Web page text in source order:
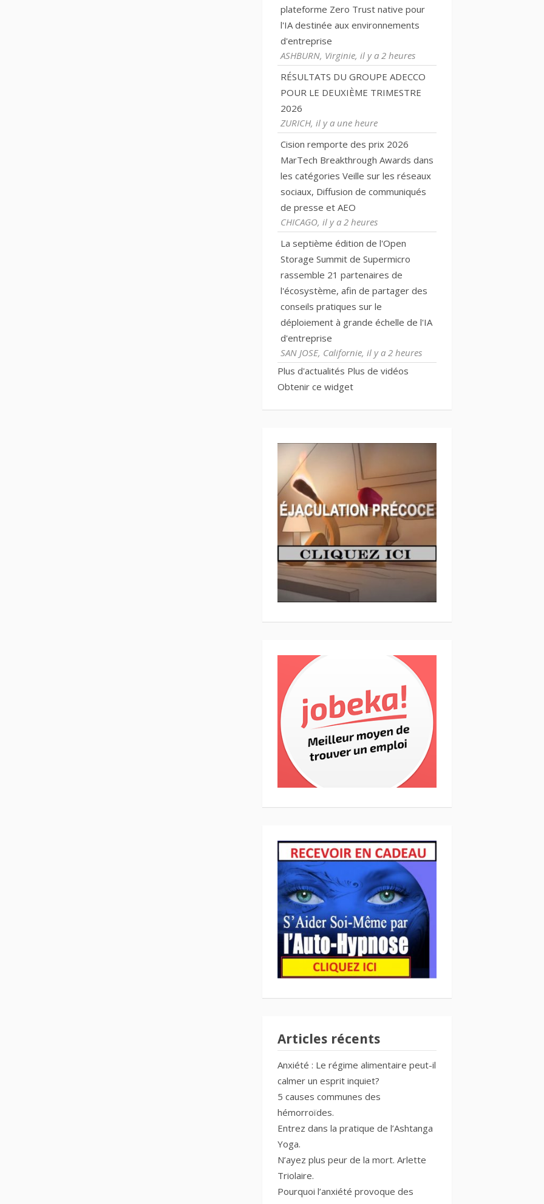
plateforme Zero Trust native pour
l'IA destinée aux environnements
d'entreprise
ASHBURN, Virginie, il y a 2 heures
RÉSULTATS DU GROUPE ADECCO
POUR LE DEUXIÈME TRIMESTRE
2026
ZURICH, il y a une heure
Cision remporte des prix 2026
MarTech Breakthrough Awards dans
les catégories Veille sur les réseaux
sociaux, Diffusion de communiqués
de presse et AEO
CHICAGO, il y a 2 heures
La septième édition de l'Open
Storage Summit de Supermicro
rassemble 21 partenaires de
l'écosystème, afin de partager des
conseils pratiques sur le
déploiement à grande échelle de l'IA
d'entreprise
SAN JOSE, Californie, il y a 2 heures
Plus d'actualités Plus de vidéos
Obtenir ce widget
Articles récents
Anxiété : Le régime alimentaire peut-il
calmer un esprit inquiet?
5 causes communes des
hémorroïdes.
Entrez dans la pratique de l’Ashtanga
Yoga.
N’ayez plus peur de la mort. Arlette
Triolaire.
Pourquoi l’anxiété provoque des